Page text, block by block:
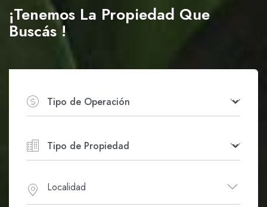
¡Tenemos La Propiedad Que
Buscás !
Localidad